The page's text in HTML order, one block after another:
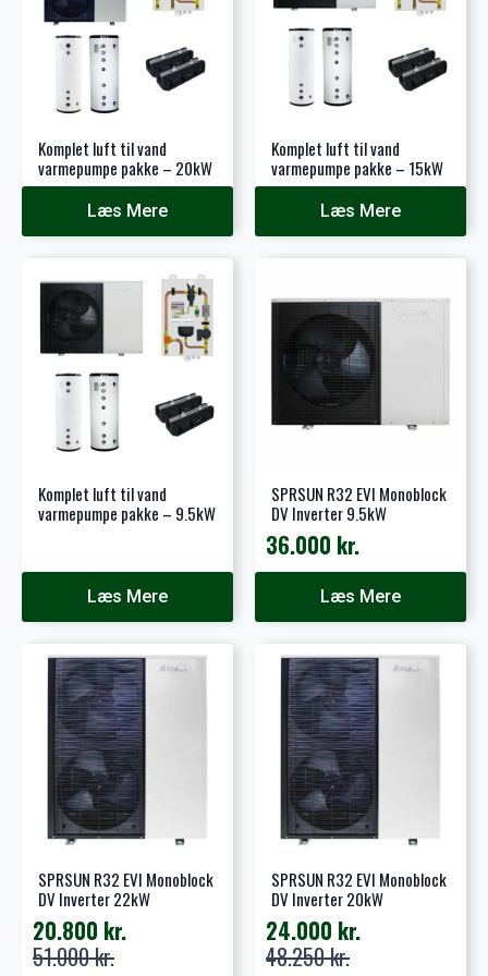
Komplet luft til vand
varmepumpe pakke – 20kW
Læs Mere
Komplet luft til vand
varmepumpe pakke – 15kW
Læs Mere
Komplet luft til vand
varmepumpe pakke – 9.5kW
Læs Mere
SPRSUN R32 EVI Monoblock
DV Inverter 9.5kW
36.000 kr.
Læs Mere
SPRSUN R32 EVI Monoblock
DV Inverter 22kW
51.000kr.
Den
20.800 kr.
Den
SPRSUN R32 EVI Monoblock
DV Inverter 20kW
48.250kr.
Den
24.000 kr.
Den